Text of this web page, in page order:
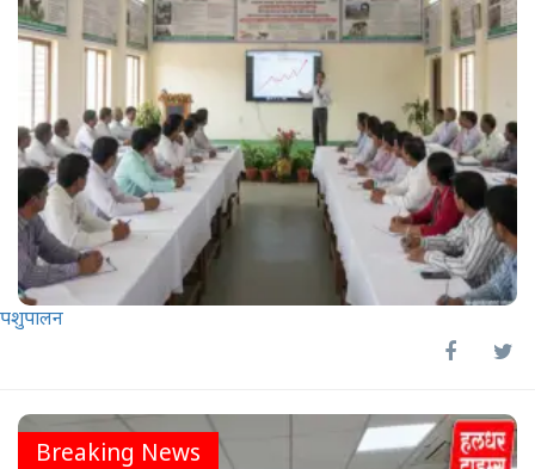
पशुपालन
Breaking News